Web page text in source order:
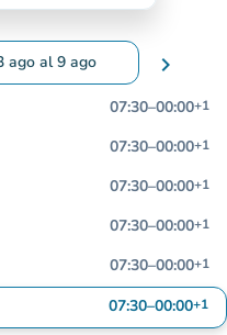
ago al9 ago
para cambiar las
chevron_right
07:30–00:00+1
07:30–00:00+1
07:30–00:00+1
07:30–00:00+1
07:30–00:00+1
07:30–00:00+1